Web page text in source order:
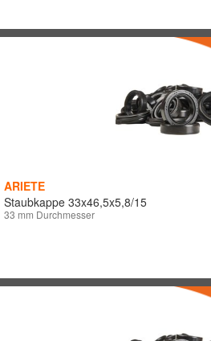
ARIETE
Staubkappe 33x46,5x5,8/15
33 mm Durchmesser